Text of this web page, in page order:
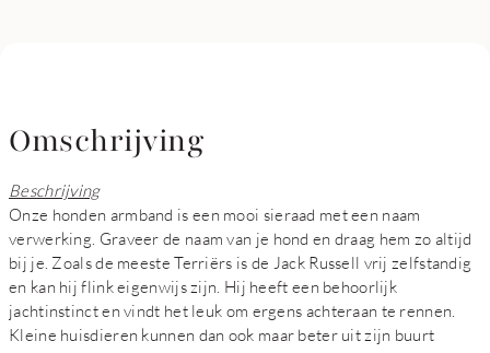
Omschrijving
Beschrijving
Onze honden armband is een mooi sieraad met een naam
verwerking. Graveer de naam van je hond en draag hem zo altijd
bij je. Zoals de meeste Terriërs is de Jack Russell vrij zelfstandig
en kan hij flink eigenwijs zijn. Hij heeft een behoorlijk
jachtinstinct en vindt het leuk om ergens achteraan te rennen.
Kleine huisdieren kunnen dan ook maar beter uit zijn buurt